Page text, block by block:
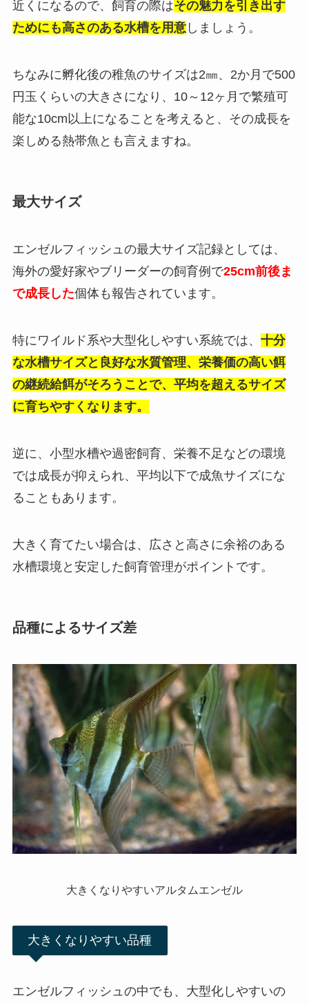
近くになるので、飼育の際はその魅力を引き出す
ためにも高さのある水槽を用意しましょう。
ちなみに孵化後の稚魚のサイズは2㎜、2か月で500
円玉くらいの大きさになり、10～12ヶ月で繁殖可
能な10cm以上になることを考えると、その成長を
楽しめる熱帯魚とも言えますね。
最大サイズ
エンゼルフィッシュの最大サイズ記録としては、
海外の愛好家やブリーダーの飼育例で25cm前後ま
で成長した個体も報告されています。
特にワイルド系や大型化しやすい系統では、 十分
な水槽サイズと良好な水質管理、栄養価の高い餌
の継続給餌がそろうことで、平均を超えるサイズ
に育ちやすくなります。
逆に、小型水槽や過密飼育、栄養不足などの環境
では成長が抑えられ、平均以下で成魚サイズにな
ることもあります。
大きく育てたい場合は、広さと高さに余裕のある
水槽環境と安定した飼育管理がポイントです。
品種によるサイズ差
大きくなりやすいアルタムエンゼル
大きくなりやすい品種
エンゼルフィッシュの中でも、大型化しやすいの